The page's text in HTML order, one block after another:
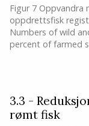
Figur 7
oppdrettsfisk
Numbers of wild
percent of farmed
3.3 -
rømt fisk